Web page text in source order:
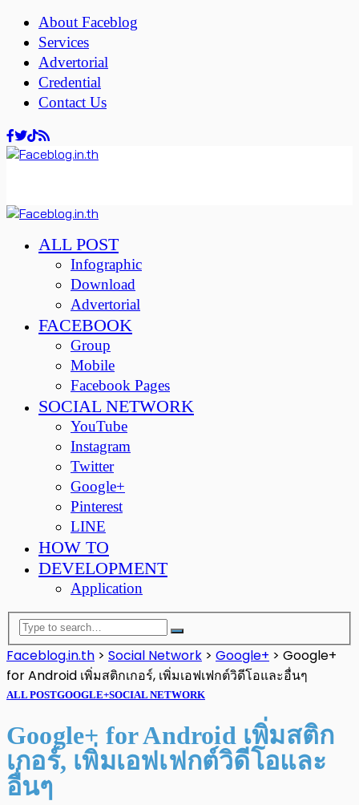
About Faceblog
Services
Advertorial
Credential
Contact Us
ALL POST
Infographic
Download
Advertorial
FACEBOOK
Group
Mobile
Facebook Pages
SOCIAL NETWORK
YouTube
Instagram
Twitter
Google+
Pinterest
LINE
HOW TO
DEVELOPMENT
Application
Faceblog.in.th > Social Network > Google+ > Google+
for Android เพิ่มสติกเกอร์, เพิ่มเอฟเฟกต์วิดีโอและอื่นๆ
ALL POSTGOOGLE+SOCIAL NETWORK
Google+ for Android เพิ่มสติก
เกอร์, เพิ่มเอฟเฟกต์วิดีโอและ
อื่นๆ